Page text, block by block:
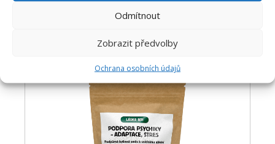
Odmítnout
Zobrazit předvolby
Ochrana osobních údajů
Přidat do košíku